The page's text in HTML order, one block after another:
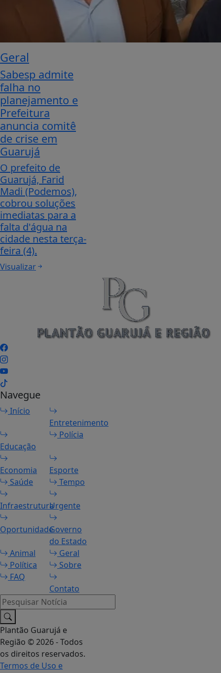
Geral
Sabesp admite
falha no
planejamento e
Prefeitura
anuncia comitê
de crise em
Guarujá
O prefeito de
Guarujá, Farid
Madi (Podemos),
cobrou soluções
imediatas para a
falta d'água na
cidade nesta terça-
feira (4).
Visualizar
Navegue
Início
Entretenimento
Educação
Polícia
Economia
Esporte
Saúde
Tempo
InfraestruturaUrgente
OportunidadeGoverno
do Estado
Animal
Geral
Política
Sobre
FAQ
Contato
Pesquisar Notícia
Plantão Guarujá e
Região © 2026 - Todos
os direitos reservados.
Termos de Uso e